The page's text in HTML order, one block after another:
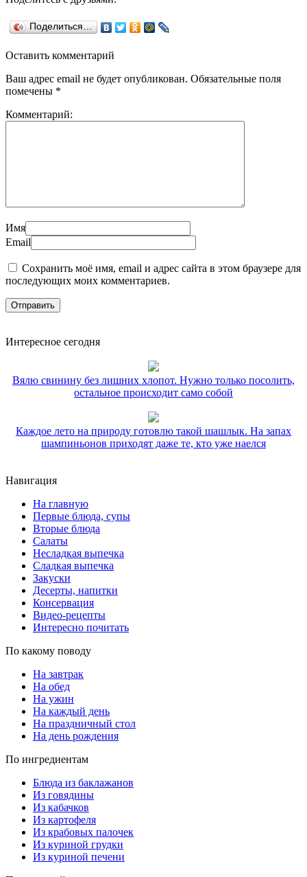
Поделиться…
Оставить комментарий
Ваш адрес email не будет опубликован. Обязательные поля
помечены *
Комментарий:
Имя
Email
Сохранить моё имя, email и адрес сайта в этом браузере для
последующих моих комментариев.
Интересное сегодня
Вялю свинину без лишних хлопот. Нужно только посолить,
остальное происходит само собой
Каждое лето на природу готовлю такой шашлык. На запах
шампиньонов приходят даже те, кто уже наелся
Навигация
На главную
Первые блюда, супы
Вторые блюда
Салаты
Несладкая выпечка
Сладкая выпечка
Закуски
Десерты, напитки
Консервация
Видео-рецепты
Интересно почитать
По какому поводу
На завтрак
На обед
На ужин
На каждый день
На праздничный стол
На день рождения
По ингредиентам
Блюда из баклажанов
Из говядины
Из кабачков
Из картофеля
Из крабовых палочек
Из куриной грудки
Из куриной печени